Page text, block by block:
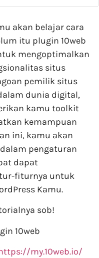
akan belajar cara
itu plugin 10web
mengoptimalkan
situs
pemilik situs
dunia digital,
kamu toolkit
kemampuan
ini, kamu akan
pengaturan
dapat
fiturnya untuk
Kamu.
sob!
10web
my.10web.io/